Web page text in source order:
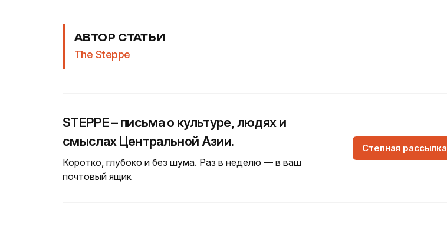
АВТОР СТАТЬИ
The Steppe
STEPPE – письма о культуре, людях и
смыслах Центральной Азии.
Коротко, глубоко и без шума. Раз в неделю — в ваш
почтовый ящик
Степная рассылка